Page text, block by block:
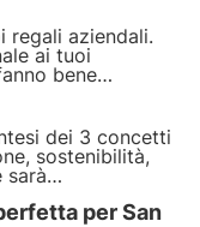
regali aziendali.
ai tuoi
bene
un alveare e
3Bee
dei 3 concetti
sostenibilità,
sarà
sospese in volo,
daper San